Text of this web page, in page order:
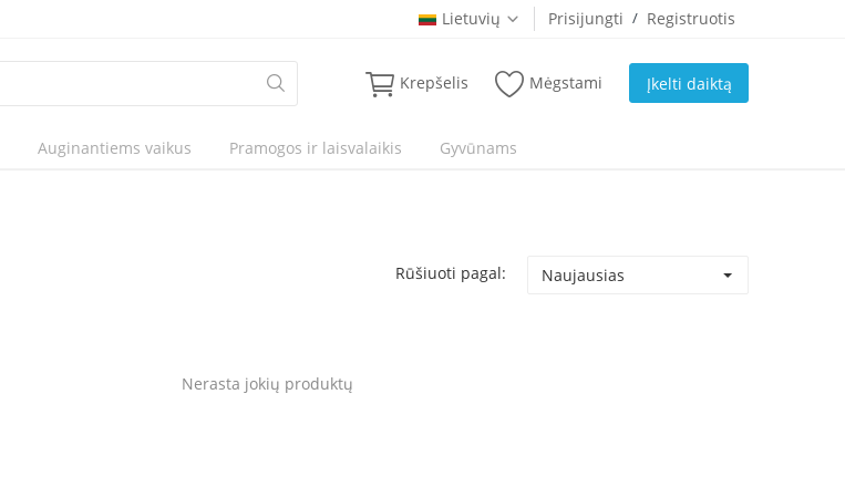
Lietuvių Prisijungti / Registruotis
Krepšelis Mėgstami Įkelti daiktą
Auginantiems vaikus Pramogos ir laisvalaikis Gyvūnams
Rūšiuoti pagal: Naujausias
Nerasta jokių produktų